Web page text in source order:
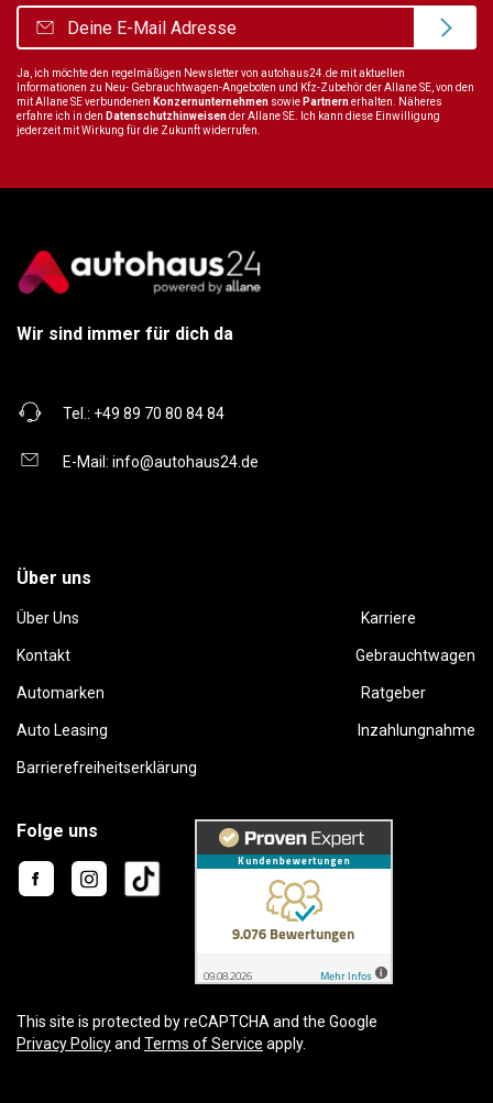
Ja, ich möchte den regelmäßigen Newsletter von autohaus24.de mit aktuellen
Informationen zu Neu- Gebrauchtwagen-Angeboten und Kfz-Zubehör der Allane SE, von den
mit Allane SE verbundenen Konzernunternehmen sowie Partnernerhalten. Näheres
erfahre ich in den Datenschutzhinweisender Allane SE. Ich kann diese Einwilligung
jederzeit mit Wirkung für die Zukunft widerrufen.
Wir sind immer für dich da
Tel.: +49 89 70 80 84 84
E-Mail: info@autohaus24.de
Über uns
Über Uns Karriere
Kontakt Gebrauchtwagen
Automarken Ratgeber
Auto Leasing Inzahlungnahme
Barrierefreiheitserklärung
Folge uns
This site is protected by reCAPTCHA and the Google
Privacy Policyand Terms of Service apply.